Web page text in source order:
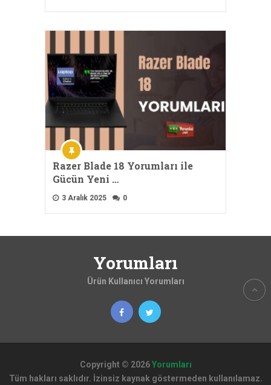
Razer Blade 18 Yorumları ile
Gücün Yeni …
3 Aralık 2025 0
Yorumları
Ürün Kullanıcı Yorumları
Copyright © 2026Yorumları
Tüm hakları saklıdır. İzinsiz kaynak göstermeden kullanılamaz.